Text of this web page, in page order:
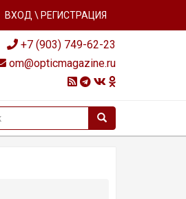
ВХОД \ РЕГИСТРАЦИЯ
+7 (903) 749-62-23
om@opticmagazine.ru